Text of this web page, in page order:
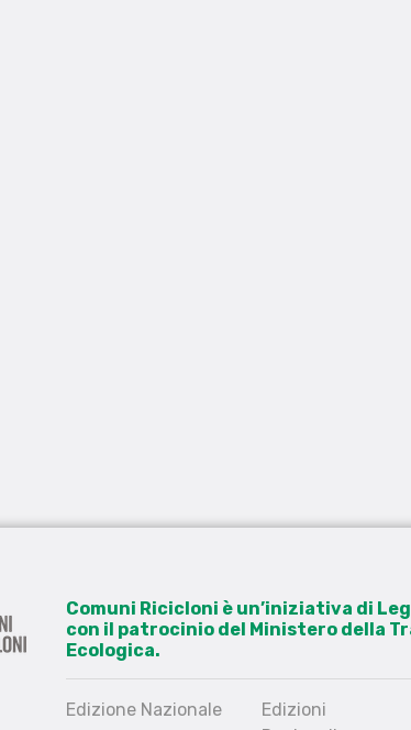
Comuni Ricicloni è un’iniziativa di
con il patrocinio del Ministero della
Ecologica.
Edizione Nazionale
Edizioni